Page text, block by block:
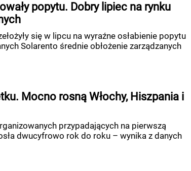
popytu. Dobry lipiec na rynku
się w lipcu na wyraźne osłabienie popytu
Solarento średnie obłożenie zarządzanych
Mocno rosną Włochy, Hiszpania i
przypadających na pierwszą
dwucyfrowo rok do roku – wynika z danych